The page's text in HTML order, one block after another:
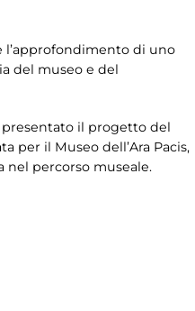
l’approfondimento di uno
del museo e del
il progetto del
per il Museo dell’Ara Pacis,
nel percorso museale.